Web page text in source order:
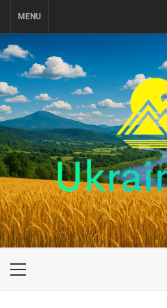
MENU
UKRAINE-IS
ПУТЕШЕСТВИЕ ПО
Primary